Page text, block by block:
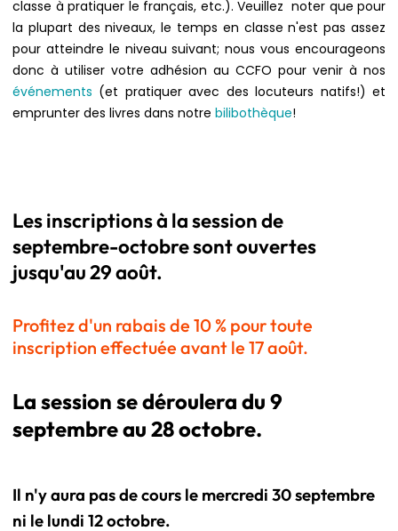
classe à pratiquer le français, etc.). Veuillez noter que pour
la plupart des niveaux, le temps en classe n'est pas assez
pour atteindre le niveau suivant; nous vous encourageons
donc à utiliser votre adhésion au CCFO pour venir à nos
événements (et pratiquer avec des locuteurs natifs!) et
emprunter des livres dans notre bilibothèque!
Les inscriptions à la session de
septembre-octobre sont ouvertes
jusqu'au 29 août.
Profitez d'un rabais de 10 % pour toute
inscription effectuée avant le 17 août.
La session se déroulera du 9
septembre au 28 octobre.
Il n'y aura pas de cours le mercredi 30 septembre
ni le lundi 12 octobre.